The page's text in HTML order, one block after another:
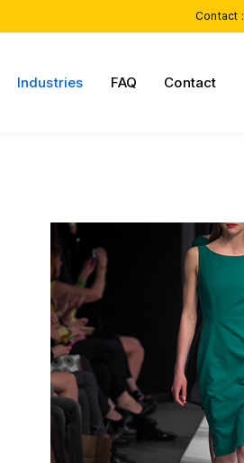
Contact :
Industries FAQ Contact